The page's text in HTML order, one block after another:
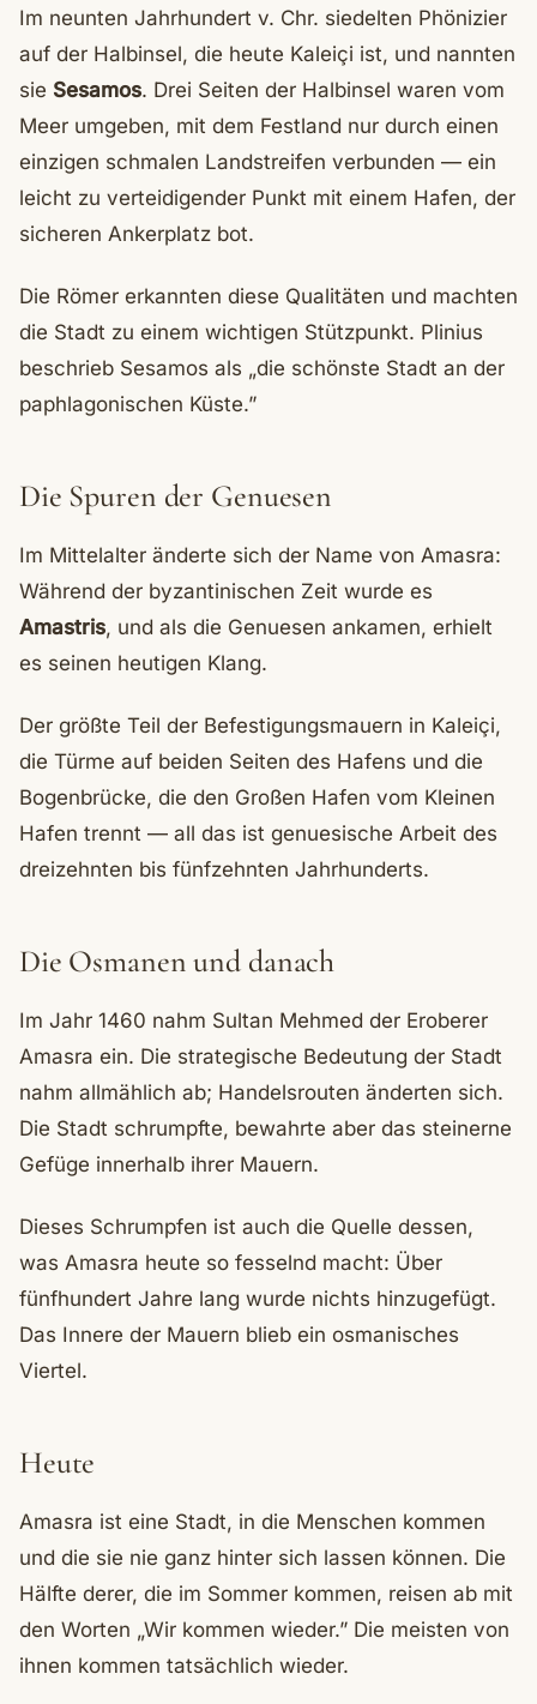
Im neunten Jahrhundert v. Chr. siedelten Phönizier
auf der Halbinsel, die heute Kaleiçi ist, und nannten
sie Sesamos. Drei Seiten der Halbinsel waren vom
Meer umgeben, mit dem Festland nur durch einen
einzigen schmalen Landstreifen verbunden — ein
leicht zu verteidigender Punkt mit einem Hafen, der
sicheren Ankerplatz bot.
Die Römer erkannten diese Qualitäten und machten
die Stadt zu einem wichtigen Stützpunkt. Plinius
beschrieb Sesamos als „die schönste Stadt an der
paphlagonischen Küste.”
Die Spuren der Genuesen
Im Mittelalter änderte sich der Name von Amasra:
Während der byzantinischen Zeit wurde es
Amastris, und als die Genuesen ankamen, erhielt
es seinen heutigen Klang.
Der größte Teil der Befestigungsmauern in Kaleiçi,
die Türme auf beiden Seiten des Hafens und die
Bogenbrücke, die den Großen Hafen vom Kleinen
Hafen trennt — all das ist genuesische Arbeit des
dreizehnten bis fünfzehnten Jahrhunderts.
Die Osmanen und danach
Im Jahr 1460 nahm Sultan Mehmed der Eroberer
Amasra ein. Die strategische Bedeutung der Stadt
nahm allmählich ab; Handelsrouten änderten sich.
Die Stadt schrumpfte, bewahrte aber das steinerne
Gefüge innerhalb ihrer Mauern.
Dieses Schrumpfen ist auch die Quelle dessen,
was Amasra heute so fesselnd macht: Über
fünfhundert Jahre lang wurde nichts hinzugefügt.
Das Innere der Mauern blieb ein osmanisches
Viertel.
Heute
Amasra ist eine Stadt, in die Menschen kommen
und die sie nie ganz hinter sich lassen können. Die
Hälfte derer, die im Sommer kommen, reisen ab mit
den Worten „Wir kommen wieder.” Die meisten von
ihnen kommen tatsächlich wieder.